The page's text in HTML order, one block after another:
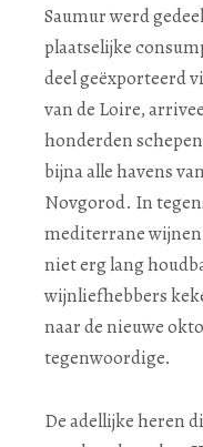
Saumur werd
plaatselijke
deel geëxporteerd
van de Loire,
honderden
bijna alle havens
Novgorod. In
mediterrane wijnen
niet erg lang
wijnliefhebbers
naar de nieuwe
tegenwoordige.
De adellijke heren